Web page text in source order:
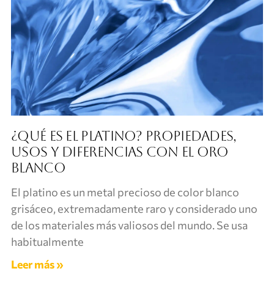
¿Qué es el platino? Propiedades,
usos y diferencias con el oro
blanco
El platino es un metal precioso de color blanco
grisáceo, extremadamente raro y considerado uno
de los materiales más valiosos del mundo. Se usa
habitualmente
Leer más »